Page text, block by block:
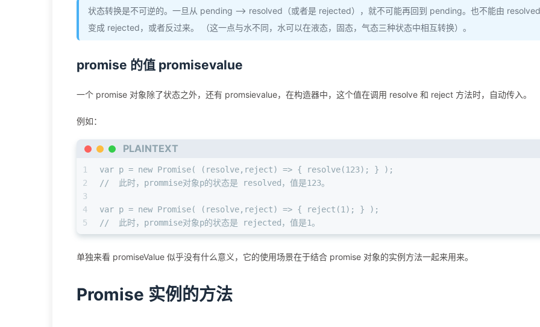
状态转换是不可逆的。一旦从 pending —> resolved（或者是 rejected），就不可能再回到 pending。也不能由 resolved
变成 rejected，或者反过来。 （这一点与水不同，水可以在液态，固态，气态三种状态中相互转换）。
promise 的值 promisevalue
一个 promise 对象除了状态之外，还有 promsievalue，在构造器中，这个值在调用 resolve 和 reject 方法时，自动传入。
例如：
PLAINTEXT
1
2
3
4
5
var p = new Promise( (resolve,reject) => { resolve(123); } );
//  此时，prommise对象p的状态是 resolved，值是123。
var p = new Promise( (resolve,reject) => { reject(1); } );
//  此时，prommise对象p的状态是 rejected，值是1。
单独来看 promiseValue 似乎没有什么意义，它的使用场景在于结合 promise 对象的实例方法一起来用来。
Promise 实例的方法